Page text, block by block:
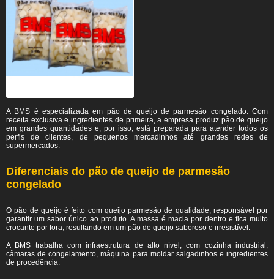
A BMS é especializada em pão de queijo de parmesão congelado. Com
receita exclusiva e ingredientes de primeira, a empresa produz pão de queijo
em grandes quantidades e, por isso, está preparada para atender todos os
perfis de clientes, de pequenos mercadinhos até grandes redes de
supermercados.
Diferenciais do pão de queijo de parmesão
congelado
O pão de queijo é feito com queijo parmesão de qualidade, responsável por
garantir um sabor único ao produto. A massa é macia por dentro e fica muito
crocante por fora, resultando em um pão de queijo saboroso e irresistível.
A BMS trabalha com infraestrutura de alto nível, com cozinha industrial,
câmaras de congelamento, máquina para moldar salgadinhos e ingredientes
de procedência.